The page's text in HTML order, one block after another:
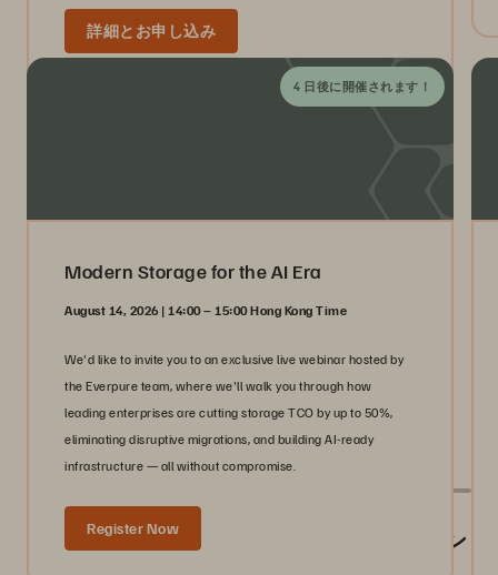
詳細とお申し込み
グローバル・イベント
4 日後に開催されます！
Modern Storage for the AI Era
August 14, 2026 | 14:00 – 15:00 Hong Kong Time
We'd like to invite you to an exclusive live webinar hosted by
the Everpure team, where we'll walk you through how
leading enterprises are cutting storage TCO by up to 50%,
eliminating disruptive migrations, and building AI-ready
infrastructure — all without compromise.
Register Now
Everpure が参加するイベント／業界イベン